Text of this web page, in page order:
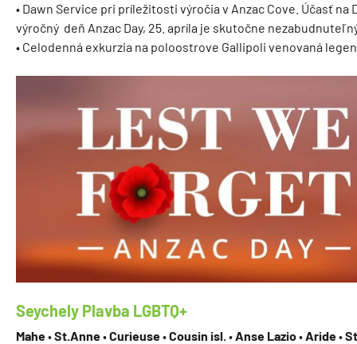
• Dawn Service pri príležitosti výročia v Anzac Cove. Účasť na
výročný deň Anzac Day, 25. apríla je skutočne
• Celodenná exkurzia na poloostrove Gallipoli venovaná
Seychely Plavba LGBTQ+
Mahe•St.Anne•Curieuse•Cousin isl.•Anse Lazio•Aride•